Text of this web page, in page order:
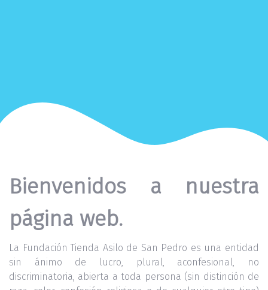
Bienvenidos a nuestra
página web.
La Fundación Tienda Asilo de San Pedro es una entidad
sin ánimo de lucro, plural, aconfesional, no
discriminatoria, abierta a toda persona (sin distinción de